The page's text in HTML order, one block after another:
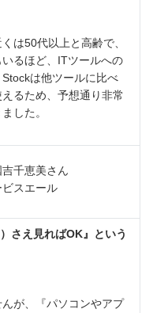
は50代以上と高齢で、
るほど、ITツールへの
は他ツールに比べ
るため、予想通り非常
した。
千恵美さん
ビスエール
さえ見ればOK』という
が、『パソコンやアプ